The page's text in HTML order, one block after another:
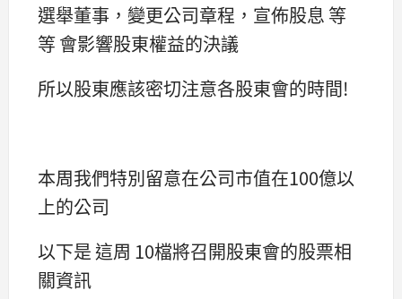
選舉董事，變更公司章程，宣佈股息 等
等 會影響股東權益的決議
所以股東應該密切注意各股東會的時間!
本周我們特別留意在公司市值在100億以
上的公司
以下是 這周 10檔將召開股東會的股票相
關資訊